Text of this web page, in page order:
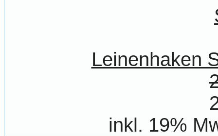
Leinenhaken
inkl. 19%